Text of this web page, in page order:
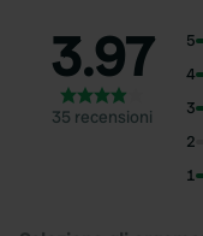
3.97
35 recensioni
5
4
3
2
1